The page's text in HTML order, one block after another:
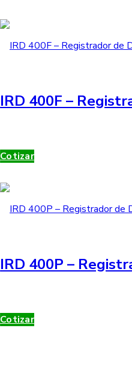
IRD 400F –
Cotizar
IRD 400P –
Cotizar